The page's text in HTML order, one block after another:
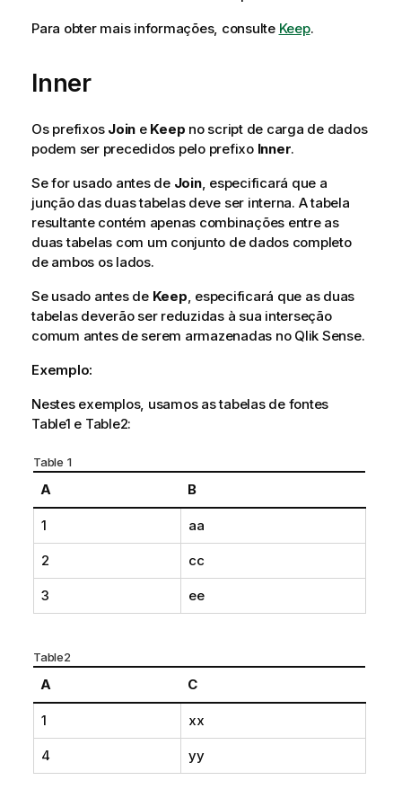
Para obter mais informações, consulte Keep.
Inner
Os prefixos Join e Keep no script de carga de dados
podem ser precedidos pelo prefixo Inner.
Se for usado antes de Join, especificará que a
junção das duas tabelas deve ser interna. A tabela
resultante contém apenas combinações entre as
duas tabelas com um conjunto de dados completo
de ambos os lados.
Se usado antes de Keep , especificará que as duas
tabelas deverão ser reduzidas à sua interseção
comum antes de serem armazenadas no Qlik Sense.
Exemplo:
Nestes exemplos, usamos as tabelas de fontes
Table1 e Table2:
Table 1
A B
1 aa
2 cc
3 ee
Table2
A C
1 xx
4 yy